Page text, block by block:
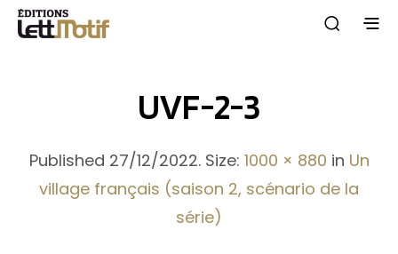
UVF-2-3
Published 27/12/2022. Size: 1000 × 880 in Un
village français (saison 2, scénario de la
série)